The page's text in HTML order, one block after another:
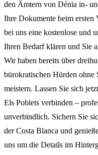
den Ämtern von Dénia in-
Ihre Dokumente beim ersten
bei uns eine kostenlose und
Ihren Bedarf klären und Sie
Wir haben bereits über
bürokratischen Hürden ohne
meistern. Lassen Sie sich
Els Poblets verbinden –
unverbindlich. Sichern Sie
der Costa Blanca und
uns um die Details im